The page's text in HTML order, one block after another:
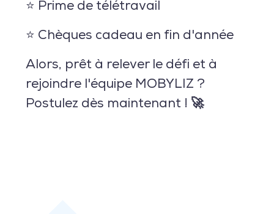
⭐ Prime de télétravail
⭐ Chèques cadeau en fin d'année
Alors, prêt à relever le défi et à
rejoindre l'équipe MOBYLIZ ?
Postulez dès maintenant ! 🚀